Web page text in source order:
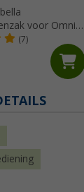
voor Omnia
Enders Vamo,
(7)